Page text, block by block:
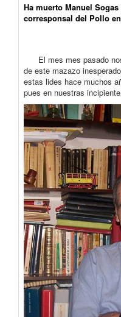
Ha muerto Manuel
corresponsal del Pollo
El mes mes pasado
de este mazazo
estas lides hace muchos
pues en nuestras